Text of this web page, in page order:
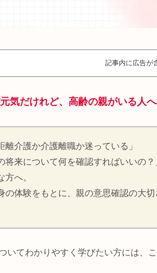
記事内に広告が
気だけれど、高齢の親がいる人へ
離介護か介護離職か迷っている」
将来について何を確認すればいいの？
方へ。
の体験をもとに、親の意思確認の大切
いてわかりやすく学びたい方には、